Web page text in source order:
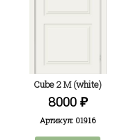
Cube 2 M (white)
8000 ₽
Артикул: 01916